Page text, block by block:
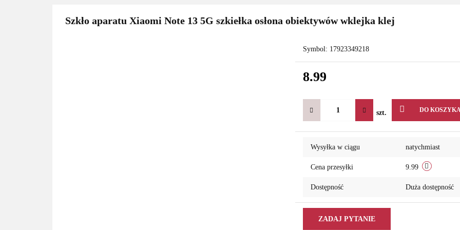
Szkło aparatu Xiaomi Note 13 5G szkiełka osłona obiektywów wklejka klej
Symbol: 17923349218
8.99
szt. DO
Wysyłka w ciągu natychmiast
Cena przesyłki 9.99
Dostępność Duża dostępność
ZADAJ PYTANIE